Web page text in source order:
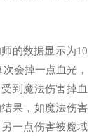
的数据显示为10
会掉一点血光，
到魔法伤害掉血
果，如魔法伤害
一点伤害被魔域